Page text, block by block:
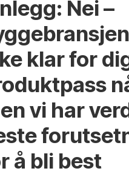
Nei –
klar for
vi har
å bli best